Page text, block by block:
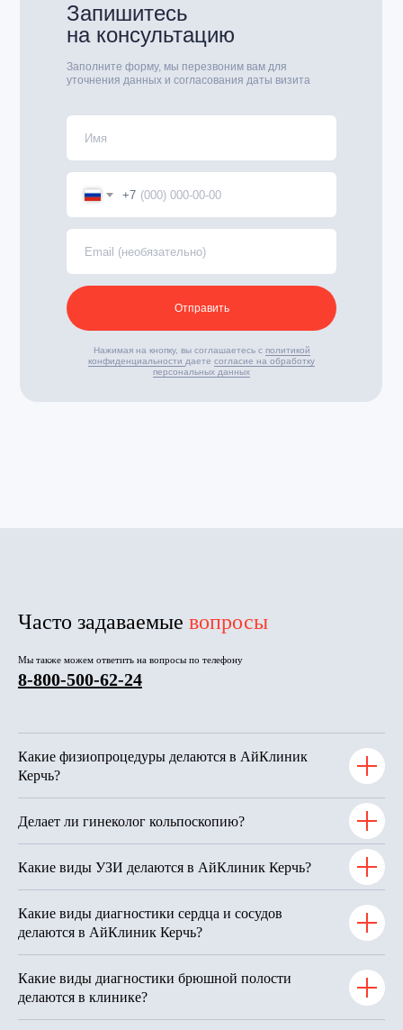
Нажимая на кнопку, вы соглашаетесь с политикой
конфиденциальности даете согласие на обработку
персональных данных
Заполните форму, мы перезвоним вам для
уточнения данных и согласования даты визита
Запишитесь
на консультацию
+7
Отправить
Часто задаваемые вопросы
Мы также можем ответить на вопросы по телефону
8-800-500-62-24
Какие физиопроцедуры делаются в АйКлиник
Керчь?
Делает ли гинеколог кольпоскопию?
Какие виды УЗИ делаются в АйКлиник Керчь?
Какие виды диагностики сердца и сосудов
делаются в АйКлиник Керчь?
Какие виды диагностики брюшной полости
делаются в клинике?